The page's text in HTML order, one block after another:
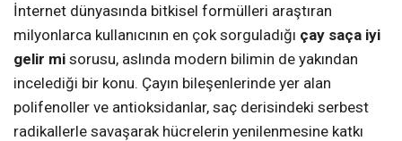
İnternet dünyasında bitkisel formülleri araştıran
milyonlarca kullanıcının en çok sorguladığı çay saça iyi
gelir mi sorusu, aslında modern bilimin de yakından
incelediği bir konu. Çayın bileşenlerinde yer alan
polifenoller ve antioksidanlar, saç derisindeki serbest
radikallerle savaşarak hücrelerin yenilenmesine katkı